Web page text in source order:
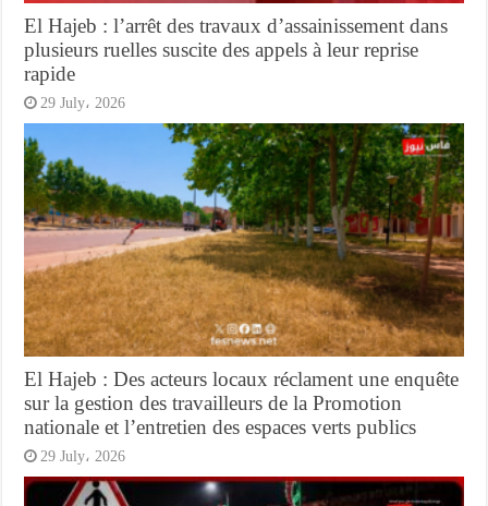
El Hajeb : l’arrêt des travaux d’assainissement dans
plusieurs ruelles suscite des appels à leur reprise
rapide
29 July، 2026
El Hajeb : Des acteurs locaux réclament une enquête
sur la gestion des travailleurs de la Promotion
nationale et l’entretien des espaces verts publics
29 July، 2026